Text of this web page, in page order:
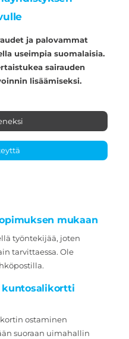
ja palovammat
useimpia suomalaisia.
sairauden
lisäämiseksi.
mukaan
työntekijää, joten
tarvittaessa. Ole
kuntosalikortti
ostaminen
suoraan uimahallin